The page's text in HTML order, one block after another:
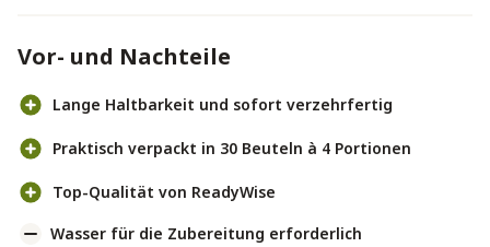
Vor- und Nachteile
Lange Haltbarkeit und sofort verzehrfertig
Praktisch verpackt in 30 Beuteln à 4 Portionen
Top-Qualität von ReadyWise
Wasser für die Zubereitung erforderlich